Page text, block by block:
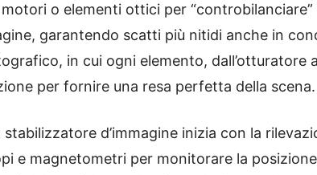
o elementi ottici per
garantendo scatti più nitidi anche in
in cui ogni elemento, dall’otturatore
per fornire una resa perfetta della scena.
d’immagine inizia con la
e magnetometri per monitorare la